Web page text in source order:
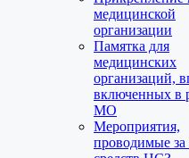
медицинской
организации
Памятка для
медицинских
организаций,
включенных в
МО
Мероприятия,
проводимые за